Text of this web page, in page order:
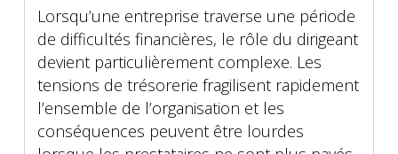
Lorsqu’une entreprise traverse une période
de difficultés financières, le rôle du dirigeant
devient particulièrement complexe. Les
tensions de trésorerie fragilisent rapidement
l’ensemble de l’organisation et les
conséquences peuvent être lourdes